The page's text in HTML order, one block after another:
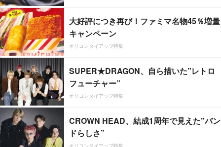
大好評につき再び！ファミマ名物45％増量
キャンペーン
オリコンタイアップ特集
SUPER★DRAGON、自ら描いた”レトロ
フューチャー”
オリコンタイアップ特集
CROWN HEAD、結成1周年で見えた”バン
ドらしさ”
オリコンタイアップ特集